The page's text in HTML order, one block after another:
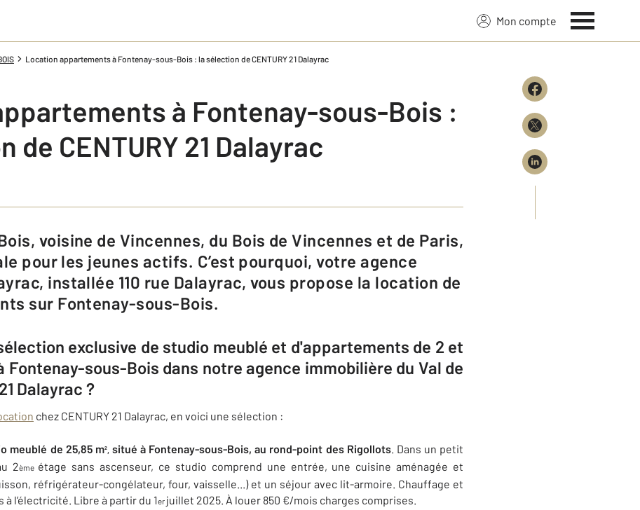
Mon compte
Location appartements à Fontenay-sous-Bois : la sélection de CENTURY 21 Dalayrac
à Fontenay-sous-Bois :
de CENTURY 21 Dalayrac
pour les jeunes actifs. C’est pourquoi, votre agence
installée 110 rue Dalayrac, vous propose la location de
sur Fontenay-sous-Bois.
exclusive de studio meublé et d'appartements de 2 et
Fontenay-sous-Bois dans notre agence immobilière du Val de
Dalayrac ?
chez CENTURY 21 Dalayrac, en voici une sélection :
meublé de 25,85 m²,situé à Fontenay-sous-Bois, au rond-point des Rigollots. Dans un petit
2ème étage sans ascenseur, ce studio comprend une entrée, une cuisine aménagée et
réfrigérateur-congélateur, four, vaisselle...) et un séjour avec lit-armoire. Chauffage et
l’électricité. Libre à partir du 1er juillet 2025. À louer 850 €/mois charges comprises.